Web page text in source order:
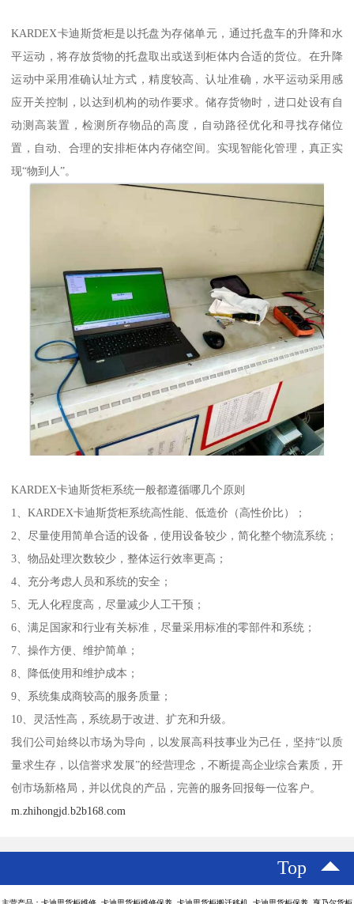
KARDEX卡迪斯货柜是以托盘为存储单元，通过托盘车的升降和水
平运动，将存放货物的托盘取出或送到柜体内合适的货位。在升降
运动中采用准确认址方式，精度较高、认址准确，水平运动采用感
应开关控制，以达到机构的动作要求。储存货物时，进口处设有自
动测高装置，检测所存物品的高度，自动路径优化和寻找存储位
置，自动、合理的安排柜体内存储空间。实现智能化管理，真正实
现“物到人”。
KARDEX卡迪斯货柜系统一般都遵循哪几个原则
1、KARDEX卡迪斯货柜系统高性能、低造价（高性价比）；
2、尽量使用简单合适的设备，使用设备较少，简化整个物流系统；
3、物品处理次数较少，整体运行效率更高；
4、充分考虑人员和系统的安全；
5、无人化程度高，尽量减少人工干预；
6、满足国家和行业有关标准，尽量采用标准的零部件和系统；
7、操作方便、维护简单；
8、降低使用和维护成本；
9、系统集成商较高的服务质量；
10、灵活性高，系统易于改进、扩充和升级。
我们公司始终以市场为导向，以发展高科技事业为己任，坚持“以质
量求生存，以信誉求发展”的经营理念，不断提高企业综合素质，开
创市场新格局，并以优良的产品，完善的服务回报每一位客户。
m.zhihongjd.b2b168.com
Top